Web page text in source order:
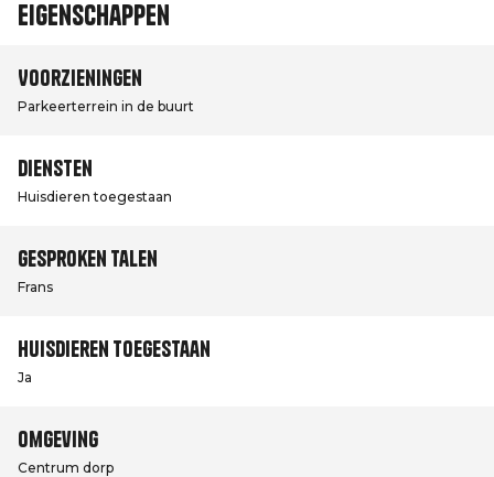
Eigenschappen
Voorzieningen
Parkeerterrein in de buurt
Diensten
Huisdieren toegestaan
Gesproken talen
Frans
Huisdieren toegestaan
Ja
Omgeving
Centrum dorp